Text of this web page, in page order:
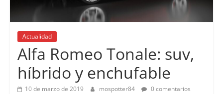
Actualidad
Alfa Romeo Tonale: suv,
híbrido y enchufable
10 de marzo de 2019 mospotter84
0 comentarios